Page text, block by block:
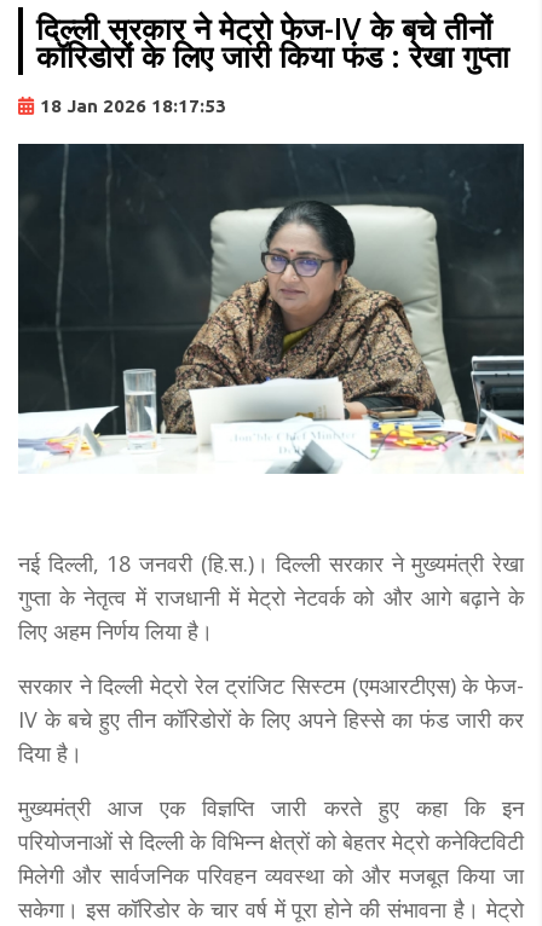
दिल्ली सरकार ने मेट्रो फेज-IV के बचे तीनों
कॉरिडोरों के लिए जारी किया फंड : रेखा गुप्ता
18 Jan 2026 18:17:53
नई दिल्ली, 18 जनवरी (हि.स.)। दिल्ली सरकार ने मुख्यमंत्री रेखा
गुप्ता के नेतृत्व में राजधानी में मेट्रो नेटवर्क को और आगे बढ़ाने के
लिए अहम निर्णय लिया है।
सरकार ने दिल्ली मेट्रो रेल ट्रांजिट सिस्टम (एमआरटीएस) के फेज-
IV के बचे हुए तीन कॉरिडोरों के लिए अपने हिस्से का फंड जारी कर
दिया है।
मुख्यमंत्री आज एक विज्ञप्ति जारी करते हुए कहा कि इन
परियोजनाओं से दिल्ली के विभिन्न क्षेत्रों को बेहतर मेट्रो कनेक्टिविटी
मिलेगी और सार्वजनिक परिवहन व्यवस्था को और मजबूत किया जा
सकेगा। इस कॉरिडोर के चार वर्ष में पूरा होने की संभावना है। मेट्रो